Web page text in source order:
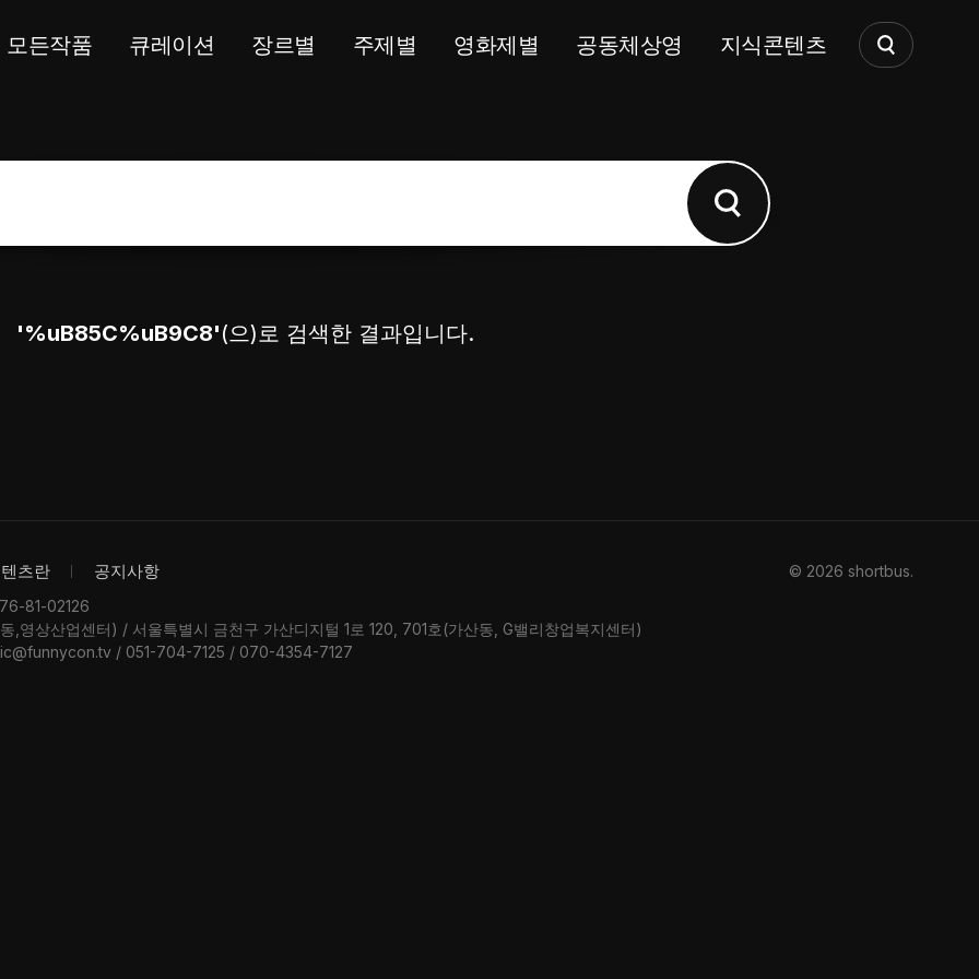
모든작품 큐레이션 장르별 주제별 영화제별 공동체상영 지식콘텐츠
'%uB85C%uB9C8'(으)로 검색한 결과입니다.
츠란 공지사항
81-02126
영상산업센터) / 서울특별시 금천구 가산디지털 1로 120, 701호(가산동, G밸리창업복지센터)
/ 051-704-7125 / 070-4354-7127
© 2026 shortbus.